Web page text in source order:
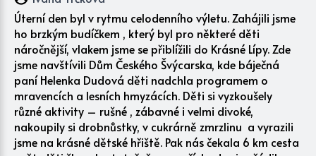
Úterní den byl v rytmu celodenního výletu. Zahájili jsme
ho brzkým budíčkem , který byl pro některé děti
náročnější, vlakem jsme se přiblížili do Krásné Lípy. Zde
jsme navštívili Dům Českého Švýcarska, kde báječná
paní Helenka Dudová děti nadchla programem o
mravencích a lesních hmyzácích. Děti si vyzkoušely
různé aktivity – rušné , zábavné i velmi divoké,
nakoupily si drobnůstky, v cukrárně zmrzlinu a vyrazili
jsme na krásné dětské hřiště. Pak nás čekala 6 km cesta